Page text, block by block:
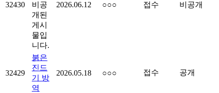
32430
비공
개된
게시
물입
니다.
2026.06.12 ○○○ 접수 비공개
32429
붉은
진드
기 방
역
2026.05.18 ○○○ 접수 공개